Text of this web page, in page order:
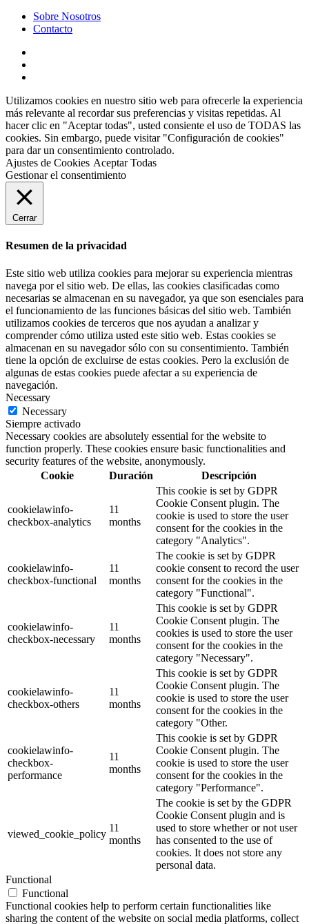
Sobre Nosotros
Contacto
Utilizamos cookies en nuestro sitio web para ofrecerle la experiencia
más relevante al recordar sus preferencias y visitas repetidas. Al
hacer clic en "Aceptar todas", usted consiente el uso de TODAS las
cookies. Sin embargo, puede visitar "Configuración de cookies"
para dar un consentimiento controlado.
Ajustes de Cookies Aceptar Todas
Gestionar el consentimiento
Cerrar
Resumen de la privacidad
Este sitio web utiliza cookies para mejorar su experiencia mientras
navega por el sitio web. De ellas, las cookies clasificadas como
necesarias se almacenan en su navegador, ya que son esenciales para
el funcionamiento de las funciones básicas del sitio web. También
utilizamos cookies de terceros que nos ayudan a analizar y
comprender cómo utiliza usted este sitio web. Estas cookies se
almacenan en su navegador sólo con su consentimiento. También
tiene la opción de excluirse de estas cookies. Pero la exclusión de
algunas de estas cookies puede afectar a su experiencia de
navegación.
Necessary
Necessary
Siempre activado
Necessary cookies are absolutely essential for the website to
function properly. These cookies ensure basic functionalities and
security features of the website, anonymously.
Cookie
Duración Descripción
cookielawinfo-
checkbox-analytics
11
months
This cookie is set by GDPR
Cookie Consent plugin. The
cookie is used to store the user
consent for the cookies in the
category "Analytics".
cookielawinfo-
checkbox-functional
11
months
The cookie is set by GDPR
cookie consent to record the user
consent for the cookies in the
category "Functional".
cookielawinfo-
checkbox-necessary
11
months
This cookie is set by GDPR
Cookie Consent plugin. The
cookies is used to store the user
consent for the cookies in the
category "Necessary".
cookielawinfo-
checkbox-others
11
months
This cookie is set by GDPR
Cookie Consent plugin. The
cookie is used to store the user
consent for the cookies in the
category "Other.
cookielawinfo-
checkbox-
performance
11
months
This cookie is set by GDPR
Cookie Consent plugin. The
cookie is used to store the user
consent for the cookies in the
category "Performance".
viewed_cookie_policy
11
months
The cookie is set by the GDPR
Cookie Consent plugin and is
used to store whether or not user
has consented to the use of
cookies. It does not store any
personal data.
Functional
Functional
Functional cookies help to perform certain functionalities like
sharing the content of the website on social media platforms, collect